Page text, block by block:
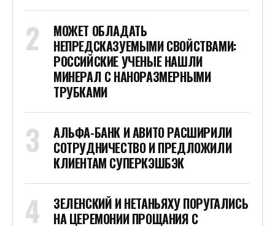
МОЖЕТ ОБЛАДАТЬ
НЕПРЕДСКАЗУЕМЫМИ СВОЙСТВАМИ:
РОССИЙСКИЕ УЧЕНЫЕ НАШЛИ
МИНЕРАЛ С НАНОРАЗМЕРНЫМИ
ТРУБКАМИ
АЛЬФА-БАНК И АВИТО РАСШИРИЛИ
СОТРУДНИЧЕСТВО И ПРЕДЛОЖИЛИ
КЛИЕНТАМ СУПЕРКЭШБЭК
ЗЕЛЕНСКИЙ И НЕТАНЬЯХУ ПОРУГАЛИСЬ
НА ЦЕРЕМОНИИ ПРОЩАНИЯ С